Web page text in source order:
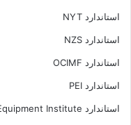
استاندارد NYT
استاندارد NZS
استاندارد OCIMF
استاندارد PEI
استاندارد Petroleum Equipment Institute